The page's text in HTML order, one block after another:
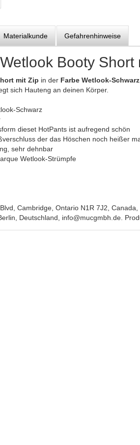
Materialkunde Gefahrenhinweise
Booty Short
mit Zip in der Farbe Wetlook-Schwarz
sich Hauteng an deinen Körper.
Schwarz
dieset HotPants ist aufregend schön
der das Höschen noch heißer
sehr dehnbar
Wetlook-Strümpfe
Cambridge, Ontario N1R 7J2,
Deutschland, info@mucgmbh.de.